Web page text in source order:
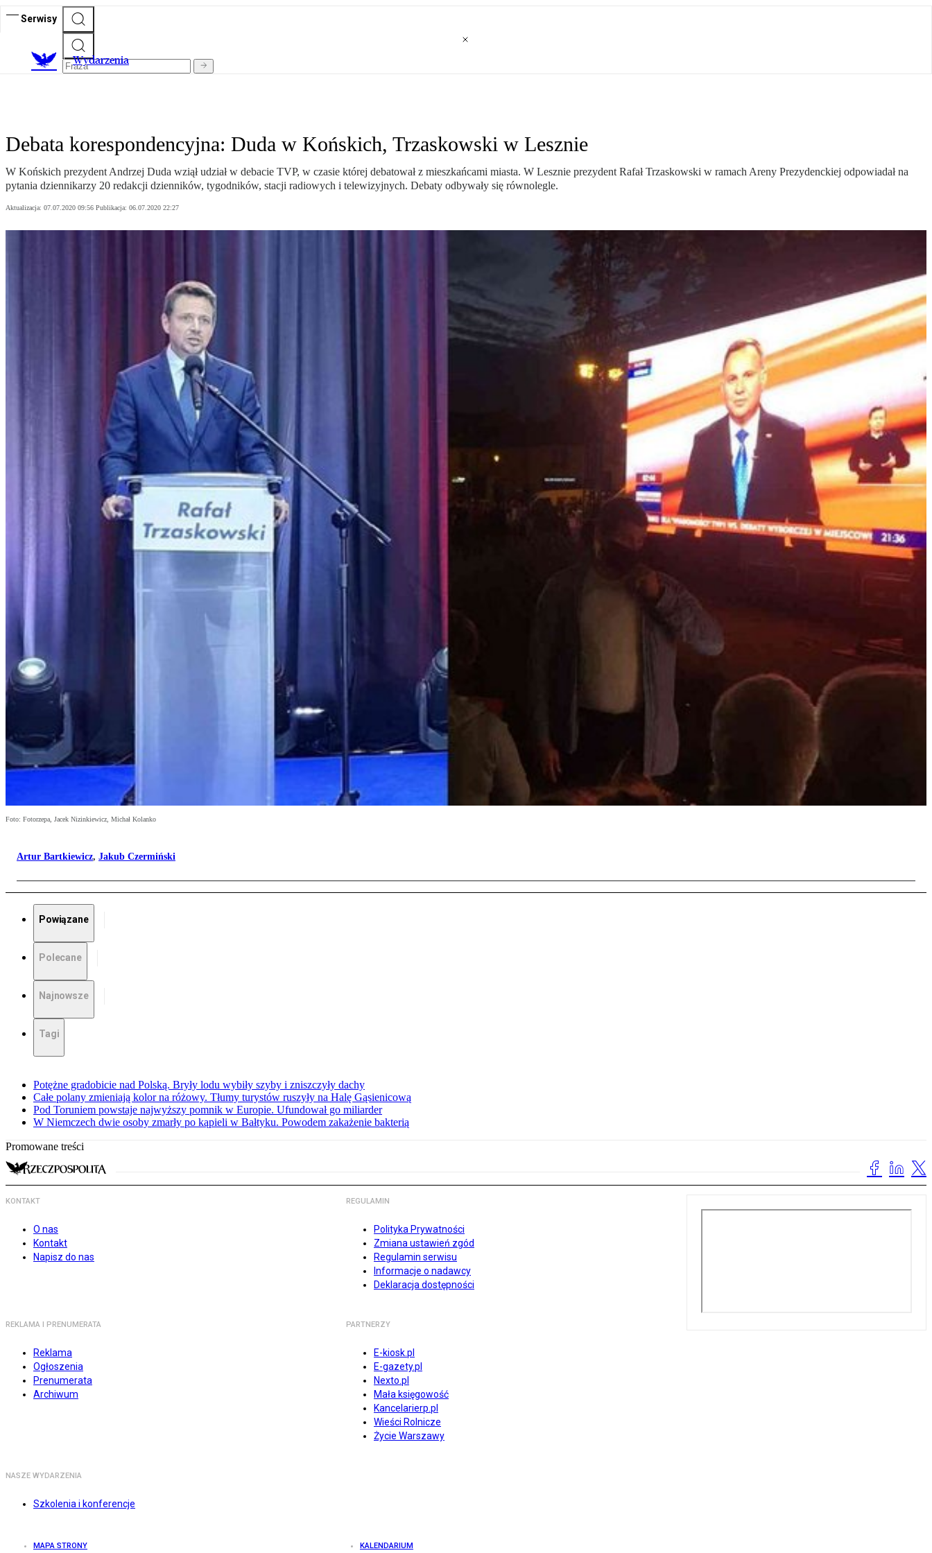
Serwisy
Wydarzenia
Debata korespondencyjna: Duda w Końskich, Trzaskowski w Lesznie
W Końskich prezydent Andrzej Duda wziął udział w debacie TVP, w czasie której debatował z mieszkańcami miasta. W Lesznie prezydent Rafał Trzaskowski w ramach Areny Prezydenckiej odpowiadał na
pytania dziennikarzy 20 redakcji dzienników, tygodników, stacji radiowych i telewizyjnych. Debaty odbywały się równolegle.
Aktualizacja: 07.07.2020 09:56 Publikacja: 06.07.2020 22:27
Foto: Fotorzepa, Jacek Nizinkiewicz, Michał Kolanko
Artur Bartkiewicz, Jakub Czermiński
Powiązane
Polecane
Najnowsze
Tagi
Potężne gradobicie nad Polską. Bryły lodu wybiły szyby i zniszczyły dachy
Całe polany zmieniają kolor na różowy. Tłumy turystów ruszyły na Halę Gąsienicową
Pod Toruniem powstaje najwyższy pomnik w Europie. Ufundował go miliarder
W Niemczech dwie osoby zmarły po kąpieli w Bałtyku. Powodem zakażenie bakterią
Promowane treści
KONTAKT
O nas
Kontakt
Napisz do nas
REGULAMIN
Polityka Prywatności
Zmiana ustawień zgód
Regulamin serwisu
Informacje o nadawcy
Deklaracja dostępności
REKLAMA I PRENUMERATA
Reklama
Ogłoszenia
Prenumerata
Archiwum
PARTNERZY
E-kiosk.pl
E-gazety.pl
Nexto.pl
Mała księgowość
Kancelarierp.pl
Wieści Rolnicze
Życie Warszawy
NASZE WYDARZENIA
Szkolenia i konferencje
MAPA STRONY KALENDARIUM